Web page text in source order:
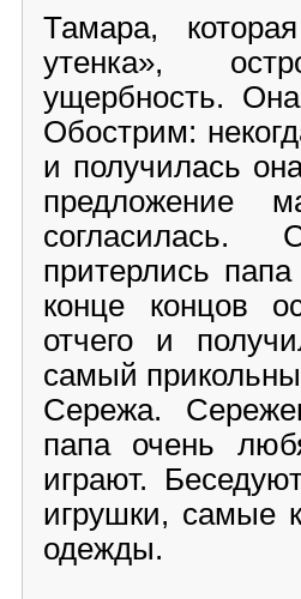
Тамара,
утенка»,
ущербность.
Обострим:
и получилась
предложение
притерлись
конце концов
отчего и
самый
Сережа.
папа очень
играют.
игрушки, самые
одежды.